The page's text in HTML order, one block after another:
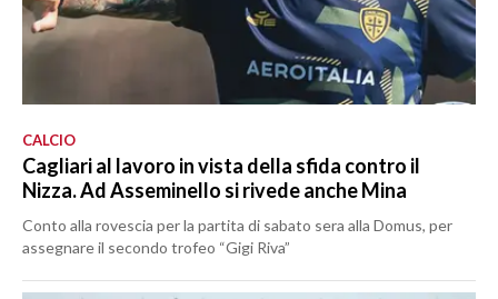
CALCIO
Cagliari al lavoro in vista della sfida contro il
Nizza. Ad Asseminello si rivede anche Mina
Conto alla rovescia per la partita di sabato sera alla Domus, per
assegnare il secondo trofeo “Gigi Riva”